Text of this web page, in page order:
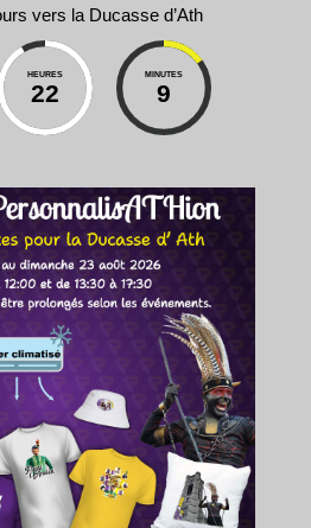
vers la Ducasse d’Ath
HEURES
22
MINUTES
9